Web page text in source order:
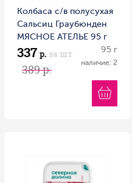
Колбаса с/в полусухая
Сальсиц Граубюнден
МЯСНОЕ АТЕЛЬЕ 95 г
Россия
337 р. за шт
389 р.
95 г
наличие: 2